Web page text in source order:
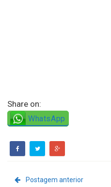
Share on:
WhatsApp
Postagem anterior